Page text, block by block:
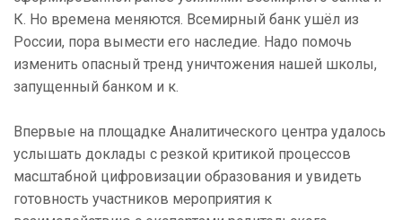
К. Но времена меняются. Всемирный банк ушёл из
России, пора вымести его наследие. Надо помочь
изменить опасный тренд уничтожения нашей школы,
запущенный банком и к.
Впервые на площадке Аналитического центра удалось
услышать доклады с резкой критикой процессов
масштабной цифровизации образования и увидеть
готовность участников мероприятия к